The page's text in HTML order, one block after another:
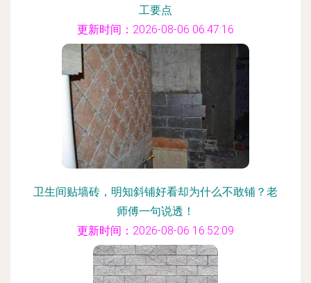
工要点
更新时间：2026-08-06 06:47:16
卫生间贴墙砖，明知斜铺好看却为什么不敢铺？老
师傅一句说透！
更新时间：2026-08-06 16:52:09